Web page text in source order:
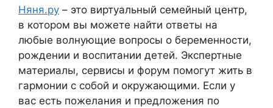
Няня.ру – это виртуальный семейный центр,
в котором вы можете найти ответы на
любые волнующие вопросы о беременности,
рождении и воспитании детей. Экспертные
материалы, сервисы и форум помогут жить в
гармонии с собой и окружающими. Если у
вас есть пожелания и предложения по